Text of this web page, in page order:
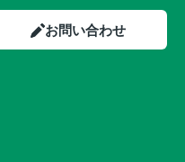
お問い合わせ